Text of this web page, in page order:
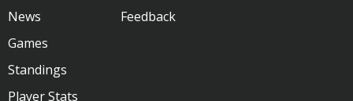
News
Games
Standings
Player Stats
Feedback